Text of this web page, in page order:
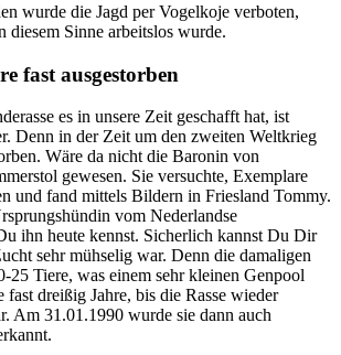
wurde die Jagd per Vogelkoje verboten,
diesem Sinne arbeitslos wurde.
fast ausgestorben
es in unsere Zeit geschafft hat, ist
Denn in der Zeit um den zweiten Weltkrieg
Wäre da nicht die Baronin von
gewesen. Sie versuchte, Exemplare
und fand mittels Bildern in Friesland Tommy.
vom Nederlandse
ihn heute kennst. Sicherlich kannst Du Dir
sehr mühselig war. Denn die damaligen
25 Tiere, was einem sehr kleinen Genpool
fast dreißig Jahre, bis die Rasse wieder
Am 31.01.1990 wurde sie dann auch